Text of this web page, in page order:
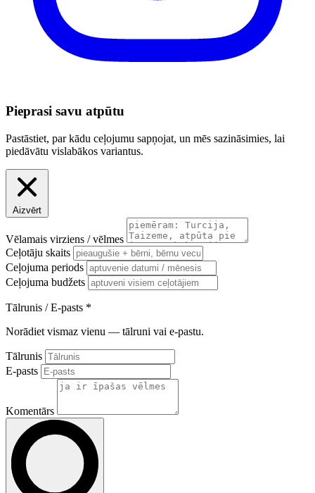
Pieprasi savu atpūtu
Pastāstiet, par kādu ceļojumu sapņojat, un mēs sazināsimies, lai
piedāvātu vislabākos variantus.
Aizvērt
Vēlamais virziens / vēlmes
Ceļotāju skaits
Ceļojuma periods
Ceļojuma budžets
Tālrunis / E-pasts *
Norādiet vismaz vienu — tālruni vai e-pastu.
Tālrunis
E-pasts
Komentārs